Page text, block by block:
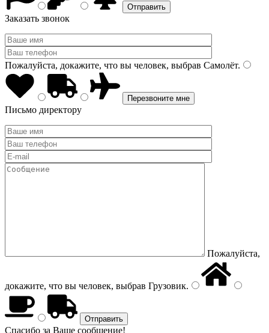
Заказать звонок
Пожалуйста, докажите, что вы человек, выбрав Самолёт.
Письмо директору
Пожалуйста,
докажите, что вы человек, выбрав Грузовик.
Спасибо за Ваше сообщение!